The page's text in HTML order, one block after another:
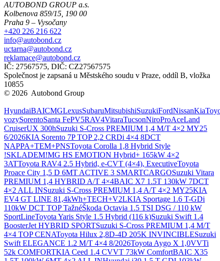
AUTOBOND GROUP a.s.
Kolbenova 859/15, 190 00
Praha 9 – Vysočany
+420 226 216 622
info@autobond.cz
uctarna@autobond.cz
reklamace@autobond.cz
IČ: 27567575, DIČ: CZ27567575
Společnost je zapsaná u Městského soudu v Praze, oddíl B, vložka
10855
© 2026 Autobond Group
HyundaiBAICMGLexusSubaruMitsubishiSuzukiFordNissanKia
vozySorentoSanta FePV5RAV4VitaraTucsonNiroProAceLand
CruiserUX 300hSuzuki S-Cross PREMIUM 1,4 M/T 4×2 MY25
6/2026KIA Sorento 7P TOP 2,2 CRDi 4×4 8DCT
NAPPA+TEM+PNSToyota Corolla 1,8 Hybrid Style
!SKLADEM!MG HS EMOTION Hybrid+ 165kW 4×2
3ATToyota RAV4 2.5 Hybrid, e-CVT (4×4), ExecutiveToyota
Proace City 1,5 D 6MT ACTIVE 3 SMARTCARGOSuzuki Vitara
PREMIUM 1,4 HYBRID A/T 4×4BAIC X7 1.5T 130kW 7DCT
4×2 ALL INSuzuki S-Cross PREMIUM 1,4 A/T 4×2 MY25KIA
EV4 GT LINE 81,4kWh+TECH+V2LKIA Sportage 1.6 T-GDi
110kW DCT TOP TažnéŠkoda Octavia 1.5 TSI DSG / 110 kW
SportLineToyota Yaris Style 1.5 Hybrid (116 k)Suzuki Swift 1.4
BoosterJet HYBRID SPORTSuzuki S-Cross PREMIUM 1,4 M/T
4×4 TOP CENAToyota Hilux 2,8D-4D 205K INVINCIBLESuzuki
Swift ELEGANCE 1.2 M/T 4×4 8/2026Toyota Aygo X 1,0VVTi
52k COMFORTKIA Ceed 1.4 CVVT 73kW ComfortBAIC X35